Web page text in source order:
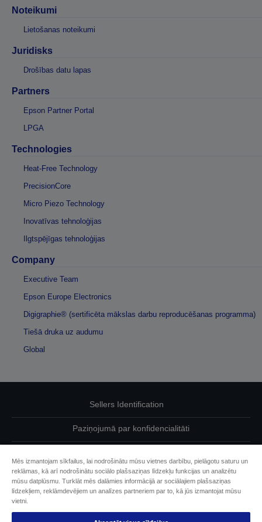
Noteikumi
Lietošanas noteikumi
Juridisks
Drošības datu lapas
Partners
Epson Partner Portal
LPGA
Technologies
Heat-Free Technology
PrecisionCore
Micro Piezo Technology
Inovatīvas tehnoloģijas
Ilgtspējīgas tehnoloģijas
Company
Executive Team
Epson Europe Electronics
Digigraphie® (sertificēta mākslas darbu reproducēšanas programma)
Tiešā druka uz audumu
Global
Sellers Identification
Paziņojumā par konfidencialitāti
Sazinieties ar mums par saviem datiem
Mēs izmantojam sīkfailus, lai nodrošinātu mūsu vietnes darbību, pielāgotu saturu un
reklāmas, kā arī nodrošinātu sociālo plašsaziņas līdzekļu funkcijas un analizētu
mūsu datplūsmu. Turklāt mēs dalāmies informācijā ar sociālajiem plašsaziņas
līdzekļiem, reklāmdevējiem un analīzes partneriem par to, kā jūs izmantojat mūsu
vietni.